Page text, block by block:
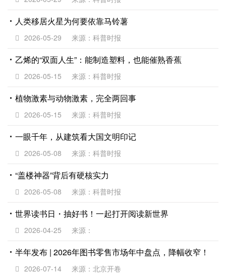
人类移居火星为何要依靠马铃薯
2026-05-29 来源：科普时报
乙烯的“双面人生”：能制造塑料，也能催熟香蕉
2026-05-15 来源：科普时报
植物激素与动物激素，完全两回事
2026-05-15 来源：科普时报
一眼千年，从建筑看大国文明印记
2026-05-08 来源：科普时报
“盖楼神器”背后有硬核实力
2026-05-08 来源：科普时报
世界读书日・抽好书！一起打开阅读新世界
2026-04-25 来源：
半年发布 | 2026年图书零售市场年中盘点，降幅收窄！
2026-07-14 来源：北京开卷